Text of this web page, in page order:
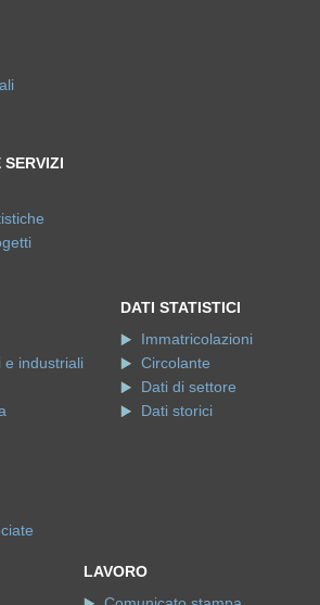
SERVIZI
e industriali
DATI STATISTICI
Immatricolazioni
Circolante
Dati di settore
Dati storici
LAVORO